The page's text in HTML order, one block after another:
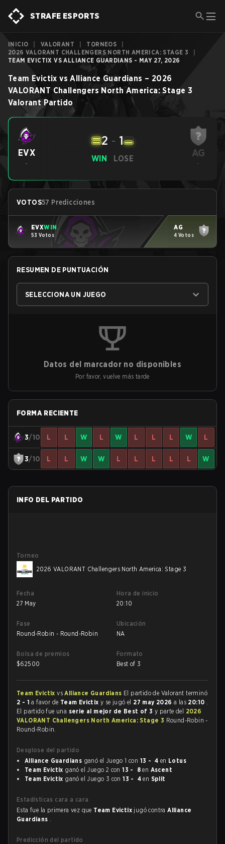
STRAFE ESPORTS
INICIO VALORANT TORNEOS
2026 VALORANT CHALLENGERS NORTH AMERICA: STAGE 3
TEAM EVICTIX VS ALLIANCE GUARDIANS - MAY 27, 2026
Team Evictix vs Alliance Guardians – 2026
VALORANT Challengers North America: Stage 3
Valorant Partido
EVX
-
WIN
2 - 1
LOSE AG
-
VOTOS57 Predicciones
EVXWIN
53 Votos
AG
4 Votos
RESUMEN DE PUNTUACIÓN
SELECCIONA UN JUEGO
Datos del marcador no disponibles
Por favor, vuelve más tarde
FORMA RECIENTE
3/10 L L W L W L L L W L
3/10 L L W W L L L L L W
INFO DEL PARTIDO
Torneo
2026 VALORANT Challengers North America: Stage 3
Fecha
27 May
Hora de inicio
20:10
Fase
Round-Robin - Round-Robin
Ubicación
NA
Bolsa de premios
$62500
Formato
Best of 3
Team EvictixvsAlliance Guardians El partido de Valorant terminó
2 - 1 a favor de Team Evictixy se jugó el 27 may 2026a las 20:10 .
El partido fue una serie al mejor de Best of 3 y parte del 2026
VALORANT Challengers North America: Stage 3 Round-Robin -
Round-Robin.
Desglose del partido
Alliance Guardians ganó el Juego 1 con 13 - 4 en Lotus
Team Evictix ganó el Juego 2 con13 - 8 en Ascent
Team Evictix ganó el Juego 3 con13 - 4 en Split
Estadísticas cara a cara
Esta fue la primera vez que Team Evictix jugó contraAlliance
Guardians .
Predicción del partido